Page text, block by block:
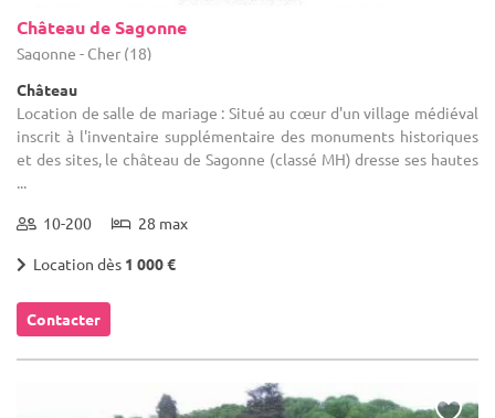
Château de Sagonne
Sagonne - Cher (18)
Château
Location de salle de mariage : Situé au cœur d'un village médiéval
inscrit à l'inventaire supplémentaire des monuments historiques
et des sites, le château de Sagonne (classé MH) dresse ses hautes
...
10-200 28 max
Location dès 1 000 €
Contacter